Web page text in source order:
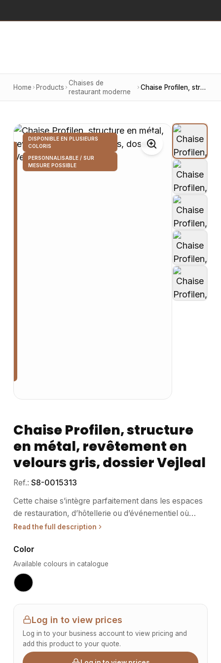
Home Products
Chaises de
restaurant moderne
Chaise Profilen, structure en métal, revêtement en velours gris, dossier Vejleal
DISPONIBLE EN PLUSIEURS
COLORIS
PERSONNALISABLE / SUR
MESURE POSSIBLE
Chaise Profilen, structure
en métal, revêtement en
velours gris, dossier Vejleal
Ref.: S8-0015313
Cette chaise s’intègre parfaitement dans les espaces
de restauration, d’hôtellerie ou d’événementiel où
confort et esthétique se conjuguent pour valoriser
destination : Pensée pour les professionnels du
secteur CHR et événementiel, elle convient également
aux salles de réunion ou espaces de travail
nécessitant une assise à la fois confortable et stylée.
la salle de conférence. La chaise Profilen répond aux
exigences d’un usage fréquent tout en apportant une
touche de raffinement. • Structure / matériaux : La
Read the full description
Color
Available colours in catalogue
Log in to view prices
Log in to your business account to view pricing and
add this product to your quote.